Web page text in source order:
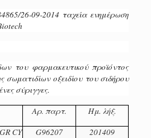
26-09-2014 ταχεία ενημέρωση
του φαρμακευτικού προϊόντος
οξειδίου του σιδήρου
σύριγγες.
Αρ. παρτ.
Ημ. λήξ.
CY
G96207
201409